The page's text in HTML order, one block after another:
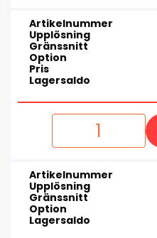
Artikelnummer
Upplösning
Gränssnitt
Option
Pris
Lagersaldo
Artikelnummer
Upplösning
Gränssnitt
Option
Lagersaldo